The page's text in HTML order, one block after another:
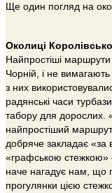
Ще один погляд на
Околиці
Найпростіші
Чорній, і не
з них
радянські часи
табору для дорослих.
найпростіший
добряче закладає «за
«графською стежкою»
наче нагадує нам, що
прогулянки цією